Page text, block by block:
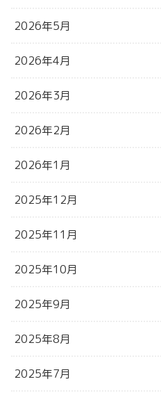
2026年5月
2026年4月
2026年3月
2026年2月
2026年1月
2025年12月
2025年11月
2025年10月
2025年9月
2025年8月
2025年7月